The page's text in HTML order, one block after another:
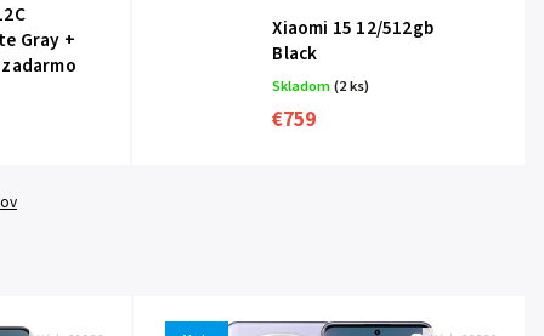
Gray +
Xiaomi 15 12/512gb
Black
Skladom(2 ks)
€759